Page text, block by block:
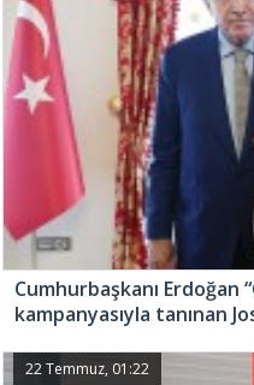
Cumhurbaşkanı Erdoğan
kampanyasıyla tanınan
22 Temmuz, 01:22